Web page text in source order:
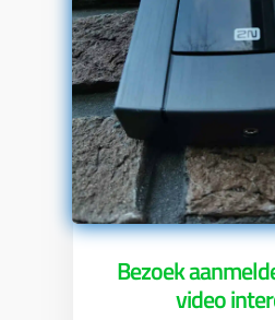
Bezoek
video